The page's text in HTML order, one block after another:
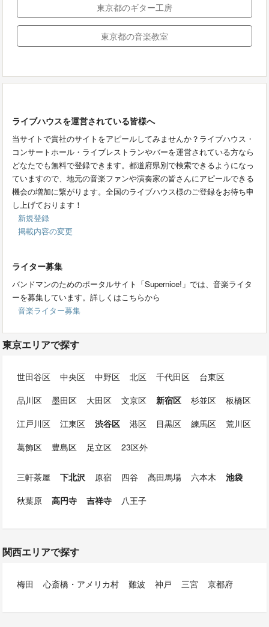
東京都のギター工房
東京都の音楽教室
ライブハウスを運営されている皆様へ
当サイトで貴社のサイトをアピールしてみませんか？ライブハウス・
コンサートホール・ライブレストランやバーを運営されている方なら
どなたでも無料で登録できます。都道府県別で検索できるようになっ
ていますので、地元の音楽ファンや演奏家の皆さんにアピールできる
機会の増加に繋がります。全国のライブハウス様のご登録をお待ち申
し上げております！
新規登録
掲載内容の変更
ライター募集
バンドマンのためのポータルサイト「Supernice!」では、音楽ライタ
ーを募集しています。詳しくはこちらから
音楽ライター募集
東京エリアで探す
世田谷区 中央区 中野区 北区 千代田区
台東区
品川区
墨田区 大田区 文京区 新宿区 杉並区
板橋区
江戸川区
江東区 渋谷区 港区 目黒区 練馬区
荒川区
葛飾区
豊島区 足立区 23区外
三軒茶屋 下北沢 原宿 四谷 高田馬場 六本木
池袋
秋葉原
高円寺 吉祥寺 八王子
関西エリアで探す
梅田 心斎橋・アメリカ村 難波 神戸 三宮 京都府